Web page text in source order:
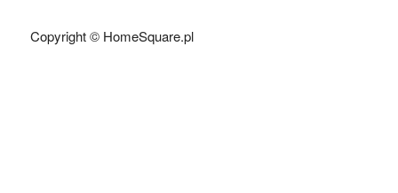
Copyright © HomeSquare.pl